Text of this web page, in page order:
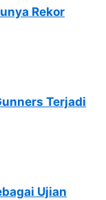
Rekor
Terjadi
Ujian